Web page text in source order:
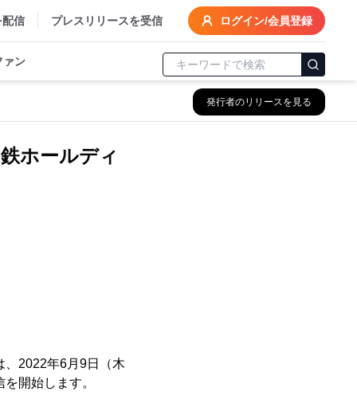
配信 プレスリリースを受信 ログイン/会員登録
ァン
発行者のリリースを見る
ホールディ
、2022年6月9日（木
開始します。